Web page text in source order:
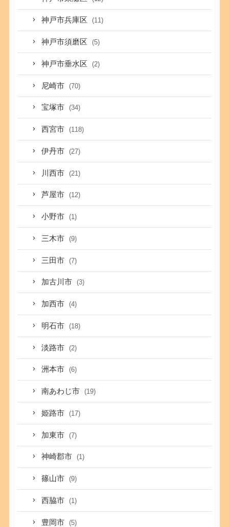
神戸市兵庫区 (11)
神戸市須磨区 (5)
神戸市垂水区 (2)
尼崎市 (70)
宝塚市 (34)
西宮市 (118)
伊丹市 (27)
川西市 (21)
芦屋市 (12)
小野市 (1)
三木市 (9)
三田市 (7)
加古川市 (3)
加西市 (4)
明石市 (18)
淡路市 (2)
洲本市 (6)
南あわじ市 (19)
姫路市 (17)
加東市 (7)
神崎郡市 (1)
篠山市 (9)
西脇市 (1)
豊岡市 (5)